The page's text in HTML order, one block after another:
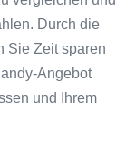
Durch die
Sie Zeit sparen
Angebot
und Ihrem